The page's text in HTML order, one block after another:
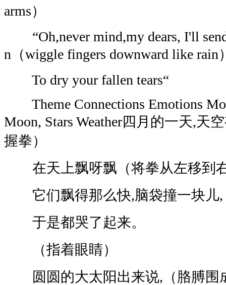
arms）
“Oh,never mind,my dears, I'll
n（wiggle fingers downward like rain
To dry your fallen tears“
Theme Connections Emotions
Moon, Stars Weather四月的一天,天
握拳）
在天上飘呀飘（将拳从左移到
它们飘得那么快,脑袋撞一块儿,
于是都哭了起来。
（指着眼睛）
圆圆的大太阳出来说,（胳膊围